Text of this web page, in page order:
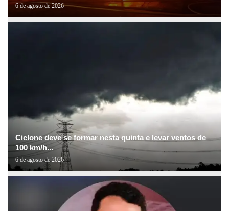
6 de agosto de 2026
Ciclone deve se formar nesta quinta e levar ventos de
100 km/h...
6 de agosto de 2026